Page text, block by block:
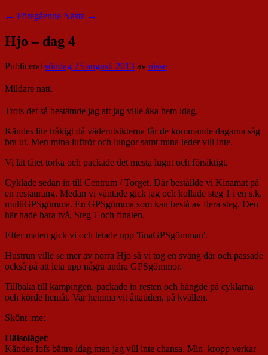
← Föregående Nästa →
Hjo – dag 4
Publiceratsöndag 25 augusti 2013 av nisse
Mildare natt.
Trots det så bestämde jag att jag ville åka hem idag.
Kändes lite tråkigt då väderutsikterna får de kommande dagarna såg
bra ut. Men mina luftrör och lungor samt mina leder vill inte.
Vi lät tätet torka och packade det mesta lugnt och försiktigt.
Cyklade sedan in till Centrum / Torget. Där beställde vi Kinamat på
en restaurang. Medan vi väntade gick jag och kollade steg 1 i en s.k.
multiGPSgömma. En GPSgömma som kan bestå av flera steg. Den
här hade bara två, Steg 1 och finalen.
Efter maten gick vi och letade upp 'finaGPSgömman'.
Hustrun ville se mer av norra Hjo så vi tog en sväng där och passade
också på att leta upp några andra GPSgömmor.
Tillbaka till kampingen. packade in resten och hängde på cyklarna
och körde hemåt. Var hemma vit åttatiden, på kvällen.
Skönt :me:
Hälsoläget:
Kändes iofs bättre idag men jag vill inte chansa. Min kropp verkar